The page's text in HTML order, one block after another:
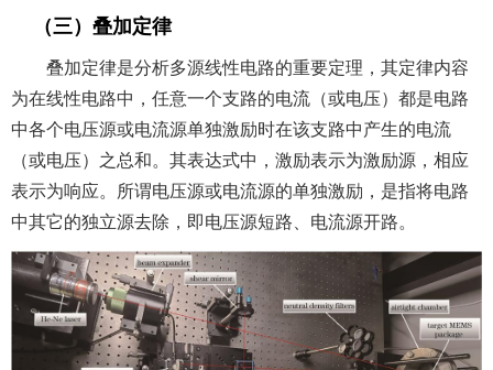
（三）叠加定律
叠加定律是分析多源线性电路的重要定理，其定律内容
为在线性电路中，任意一个支路的电流（或电压）都是电路
中各个电压源或电流源单独激励时在该支路中产生的电流
（或电压）之总和。其表达式中，激励表示为激励源，相应
表示为响应。所谓电压源或电流源的单独激励，是指将电路
中其它的独立源去除，即电压源短路、电流源开路。